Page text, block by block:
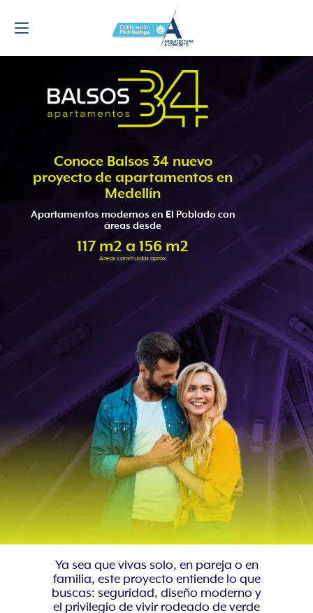
Conoce Balsos 34 nuevo
proyecto de apartamentos en
Medellín
Apartamentos modernos en El Poblado con
áreas desde
117 m2 a 156 m2
Áreas construidas aprox.
Ya sea que vivas solo, en pareja o en
familia, este proyecto entiende lo que
buscas: seguridad, diseño moderno y
el privilegio de vivir rodeado de verde